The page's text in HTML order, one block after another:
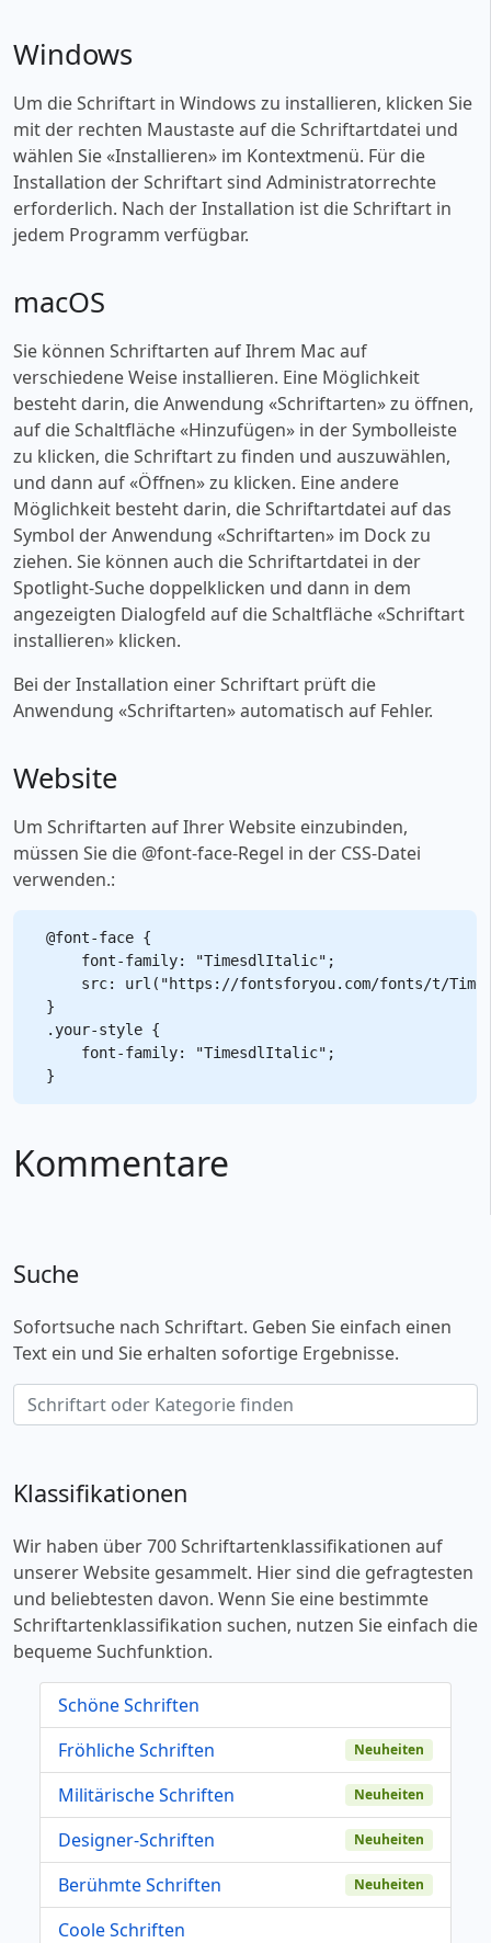
Windows
Um die Schriftart in Windows zu installieren, klicken Sie
mit der rechten Maustaste auf die Schriftartdatei und
wählen Sie «‎Installieren» im Kontextmenü. Für die
Installation der Schriftart sind Administratorrechte
erforderlich. Nach der Installation ist die Schriftart in
jedem Programm verfügbar.
macOS
Sie können Schriftarten auf Ihrem Mac auf
verschiedene Weise installieren. Eine Möglichkeit
besteht darin, die Anwendung «‎Schriftarten» zu öffnen,
auf die Schaltfläche «‎Hinzufügen» in der Symbolleiste
zu klicken, die Schriftart zu finden und auszuwählen,
und dann auf «‎Öffnen» zu klicken. Eine andere
Möglichkeit besteht darin, die Schriftartdatei auf das
Symbol der Anwendung «‎Schriftarten» im Dock zu
ziehen. Sie können auch die Schriftartdatei in der
Spotlight-Suche doppelklicken und dann in dem
angezeigten Dialogfeld auf die Schaltfläche «‎Schriftart
installieren» klicken.
Bei der Installation einer Schriftart prüft die
Anwendung «‎Schriftarten» automatisch auf Fehler.
Website
Um Schriftarten auf Ihrer Website einzubinden,
müssen Sie die @font-face-Regel in der CSS-Datei
verwenden.:
@font-face {
    font-family: "TimesdlItalic";
src: url("https://fontsforyou.com/fonts/t/
}
.your-style {
    font-family: "TimesdlItalic";
Kommentare
Suche
Sofortsuche nach Schriftart. Geben Sie einfach einen
Text ein und Sie erhalten sofortige Ergebnisse.
Klassifikationen
Wir haben über 700 Schriftartenklassifikationen auf
unserer Website gesammelt. Hier sind die gefragtesten
und beliebtesten davon. Wenn Sie eine bestimmte
Schriftartenklassifikation suchen, nutzen Sie einfach die
bequeme Suchfunktion.
Schöne Schriften
Fröhliche Schriften
Neuheiten
Militärische Schriften Neuheiten
Designer-Schriften Neuheiten
Berühmte Schriften Neuheiten
Coole Schriften